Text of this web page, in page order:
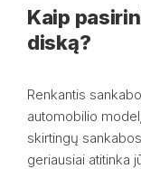
Kaip
diską?
Renkantis
automobilio
skirtingų
geriausiai atitinka